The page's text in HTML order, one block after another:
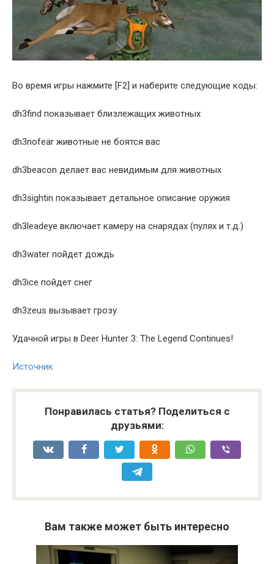
Во время игры нажмите [F2] и наберите следующие коды:
dh3find показывает близлежащих животных
dh3nofear животные не боятся вас
dh3beacon делает вас невидимым для животных
dh3sightin показывает детальное описание оружия
dh3leadeye включает камеру на снарядах (пулях и т.д.)
dh3water пойдет дождь
dh3ice пойдет снег
dh3zeus вызывает грозу
Удачной игры в Deer Hunter 3: The Legend Continues!
Источник
Понравилась статья? Поделиться с
друзьями:
Вам также может быть интересно